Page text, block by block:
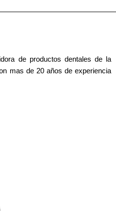
de productos dentales de la
mas de 20 años de experiencia